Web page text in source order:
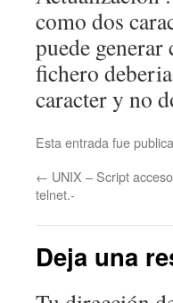
como dos
puede
fichero
caracter y no
Esta entrada fue
← UNIX – Script
telnet.-
Deja una